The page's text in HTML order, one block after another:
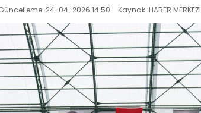
24-04-2026 14:50 Kaynak: HABER MERKEZI